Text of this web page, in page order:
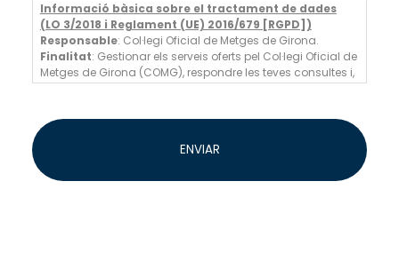
Informació bàsica sobre el tractament de dades
(LO 3/2018 i Reglament (UE) 2016/679 [RGPD])
Responsable: Col·legi Oficial de Metges de Girona.
Finalitat: Gestionar els serveis oferts pel Col·legi Oficial de
Metges de Girona (COMG), respondre les teves consultes i,
en cas de consentiment, enviar-te informació comercial
Legitimació: Execució d'un contracte, compliment
Destinatàries
excepte per obligació legal o si és necessari per a la
ENVIAR